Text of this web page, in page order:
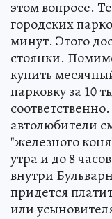
этом вопросе.
городских
минут. Этого
стоянки.
купить
парковку за 10
автолюбители
"железного
утра и до 8
внутри
придется
или